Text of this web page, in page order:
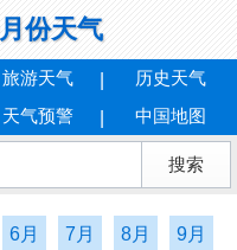
份天气
旅游天气
历史天气
天气预警 中国地图
6月 7月 8月 9月